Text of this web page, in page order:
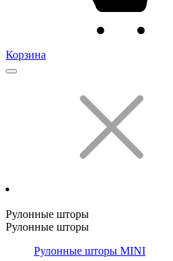
Корзина
Рулонные шторы
Рулонные шторы
Рулонные шторы MINI